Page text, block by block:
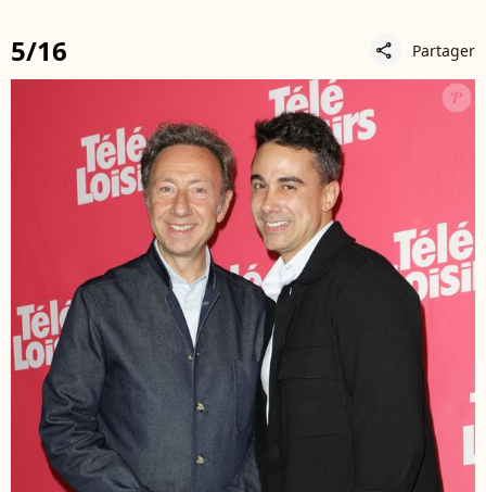
5/16 share Partager